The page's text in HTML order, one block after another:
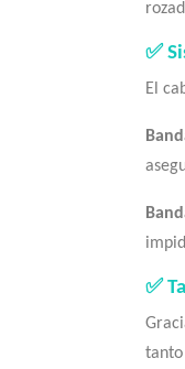
✅
El
✅
tanto